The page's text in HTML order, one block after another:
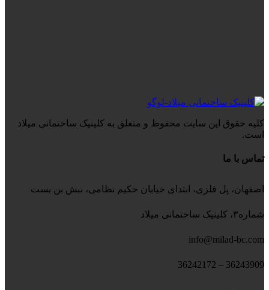
کلیه حقوق این سایت محفوظ و متعلق به کلینیک ساختمانی میلاد
است.
تماس با ما
اصفهان، پل فلزی، ابتدای خیابان حکیم نظامی، نبش بن بست
شماره۳، کلینیک ساختمانی میلاد
info@milad-bc.com
36243909 – 36242172